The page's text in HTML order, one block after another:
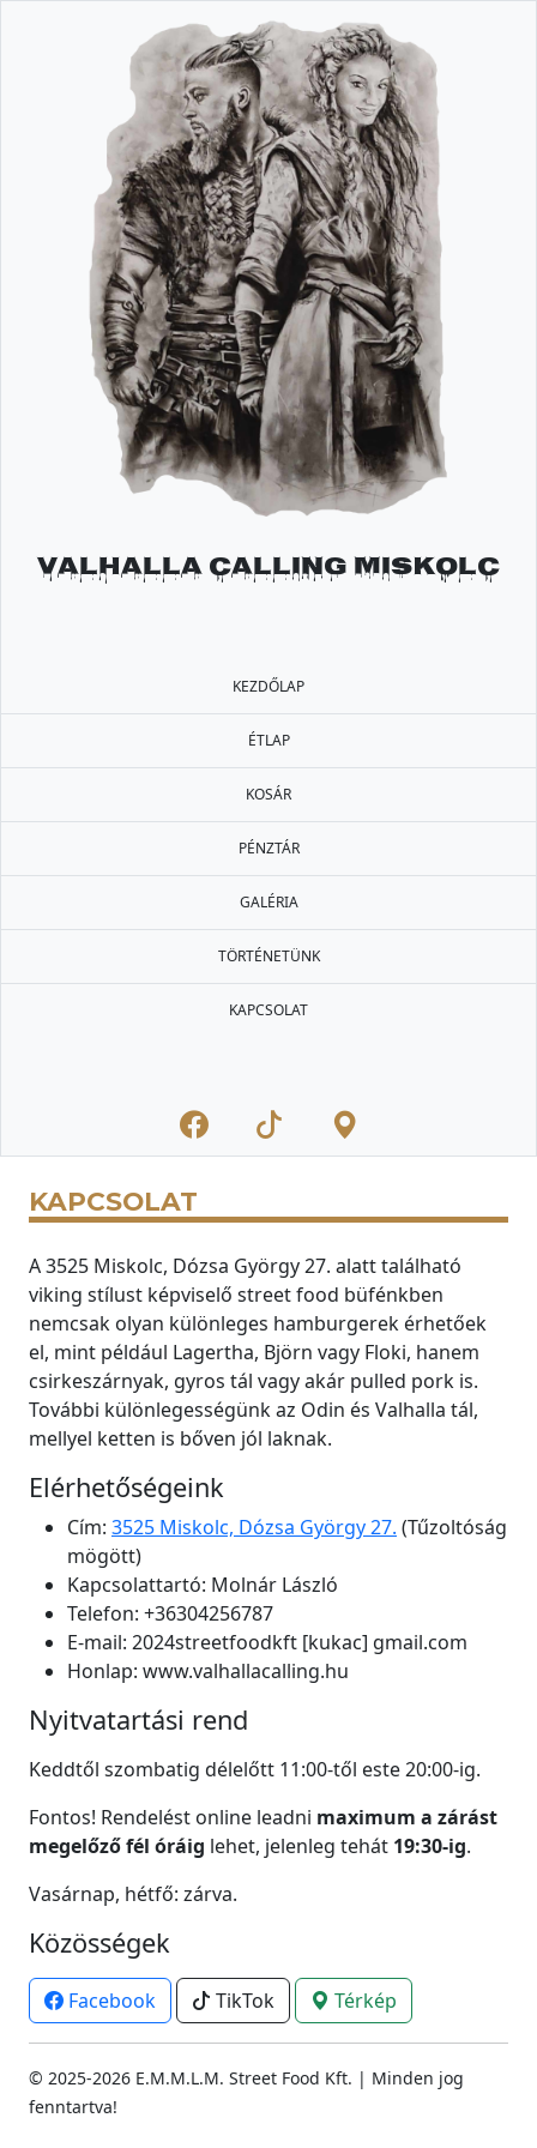
Valhalla Calling Miskolc
KEZDŐLAP
ÉTLAP
KOSÁR
PÉNZTÁR
GALÉRIA
TÖRTÉNETÜNK
KAPCSOLAT
KAPCSOLAT
A 3525 Miskolc, Dózsa György 27. alatt található
viking stílust képviselő street food büfénkben
nemcsak olyan különleges hamburgerek érhetőek
el, mint például Lagertha, Björn vagy Floki, hanem
csirkeszárnyak, gyros tál vagy akár pulled pork is.
További különlegességünk az Odin és Valhalla tál,
mellyel ketten is bőven jól laknak.
Elérhetőségeink
Cím: 3525 Miskolc, Dózsa György 27. (Tűzoltóság
mögött)
Kapcsolattartó: Molnár László
Telefon: +36304256787
E-mail: 2024streetfoodkft [kukac] gmail.com
Honlap: www.valhallacalling.hu
Nyitvatartási rend
Keddtől szombatig délelőtt 11:00-től este 20:00-ig.
Fontos! Rendelést online leadni maximum a zárást
megelőző fél óráig lehet, jelenleg tehát 19:30-ig.
Vasárnap, hétfő: zárva.
Közösségek
Facebook TikTok Térkép
© 2025-2026 E.M.M.L.M. Street Food Kft. | Minden jog
fenntartva!